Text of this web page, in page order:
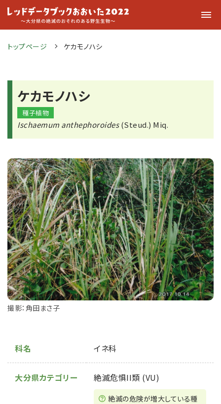
トップページ ケカモノハシ
ケカモノハシ
種子植物
Ischaemum anthephoroides(Steud.) Miq.
撮影：角田まさ子
科名 イネ科
大分県カテゴリー 絶滅危惧II類 (VU)
絶滅の危険が増⼤している種